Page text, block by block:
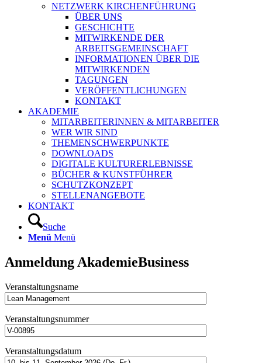
NETZWERK KIRCHENFÜHRUNG
ÜBER UNS
GESCHICHTE
MITWIRKENDE DER
ARBEITSGEMEINSCHAFT
INFORMATIONEN ÜBER DIE
MITWIRKENDEN
TAGUNGEN
VERÖFFENTLICHUNGEN
KONTAKT
AKADEMIE
MITARBEITERINNEN & MITARBEITER
WER WIR SIND
THEMENSCHWERPUNKTE
DOWNLOADS
DIGITALE KULTURERLEBNISSE
BÜCHER & KUNSTFÜHRER
SCHUTZKONZEPT
STELLENANGEBOTE
KONTAKT
Suche
Menü Menü
Anmeldung AkademieBusiness
Veranstaltungsname
Veranstaltungsnummer
Veranstaltungsdatum